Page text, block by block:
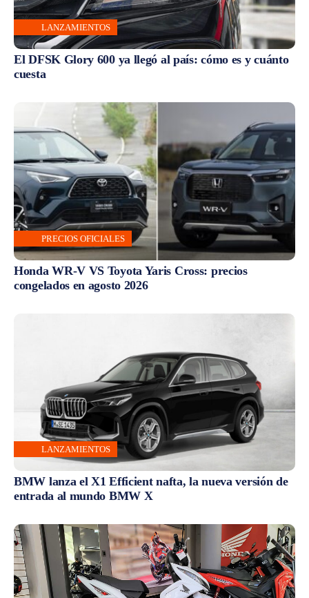
LANZAMIENTOS
El DFSK Glory 600 ya llegó al país: cómo es y cuánto
cuesta
PRECIOS OFICIALES
Honda WR-V VS Toyota Yaris Cross: precios
congelados en agosto 2026
LANZAMIENTOS
BMW lanza el X1 Efficient nafta, la nueva versión de
entrada al mundo BMW X